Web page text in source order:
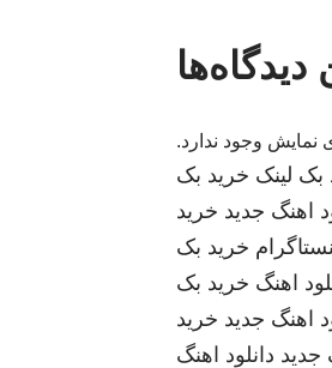
دیدگاه‌ها
نمایش وجود ندارد.
بک لینک خرید بک
اهنگ جدید خرید
خرید بک
اهنگ خرید بک
اهنگ جدید خرید
جدید دانلود اهنگ